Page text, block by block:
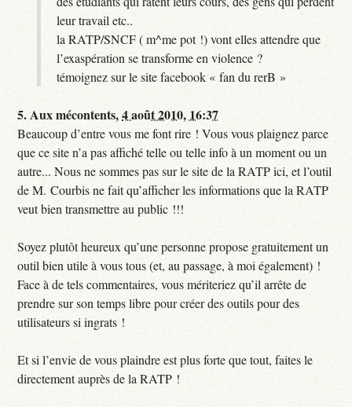
leur travail etc..
la RATP/SNCF ( m^me pot !) vont elles attendre que
l’exaspération se transforme en violence ?
témoignez sur le site facebook « fan du rerB »
5.Aux mécontents,4 août 2010, 16:37
Beaucoup d’entre vous me font rire ! Vous vous plaignez parce
que ce site n’a pas affiché telle ou telle info à un moment ou un
autre... Nous ne sommes pas sur le site de la RATP ici, et l’outil
de M. Courbis ne fait qu’afficher les informations que la RATP
veut bien transmettre au public !!!
Soyez plutôt heureux qu’une personne propose gratuitement un
outil bien utile à vous tous (et, au passage, à moi également) !
Face à de tels commentaires, vous mériteriez qu’il arrête de
prendre sur son temps libre pour créer des outils pour des
utilisateurs si ingrats !
Et si l’envie de vous plaindre est plus forte que tout, faites le
directement auprès de la RATP !